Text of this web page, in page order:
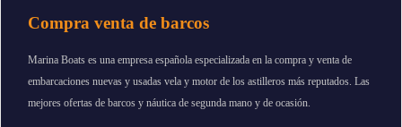
Compra venta de barcos
Marina Boats es una empresa española especializada en la compra y venta de
embarcaciones nuevas y usadas vela y motor de los astilleros más reputados. Las
mejores ofertas de barcos y náutica de segunda mano y de ocasión.